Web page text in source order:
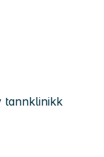
tannklinikk